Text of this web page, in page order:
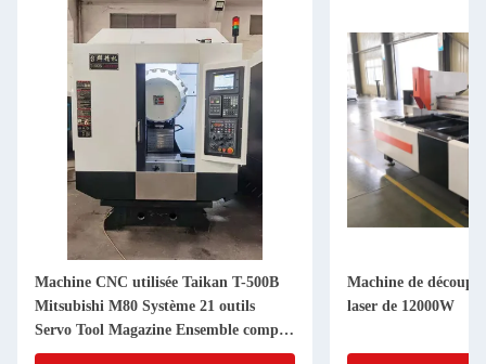
Machine CNC utilisée Taikan T-500B
Mitsubishi M80 Système 21 outils
Servo Tool Magazine Ensemble complet
de moteurs Servo Mitsubishi
Machine de
laser de 12000W